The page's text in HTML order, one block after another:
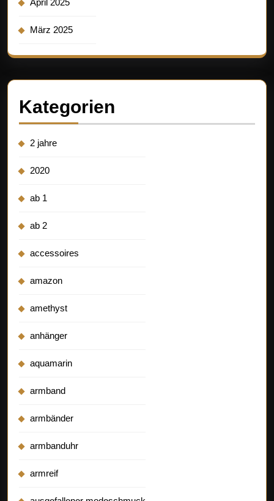
März 2025
Kategorien
2 jahre
2020
ab 1
ab 2
accessoires
amazon
amethyst
anhänger
aquamarin
armband
armbänder
armbanduhr
armreif